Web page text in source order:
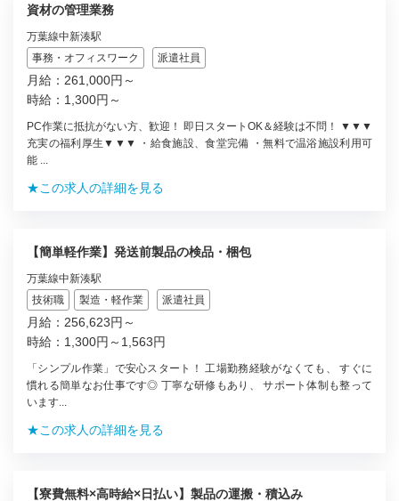
資材の管理業務
万葉線中新湊駅
事務・オフィスワーク
派遣社員
月給：261,000円～
時給：1,300円～
PC作業に抵抗がない方、歓迎！ 即日スタートOK＆経験は不問！ ▼▼▼
充実の福利厚生▼▼▼ ・給食施設、食堂完備 ・無料で温浴施設利用可
能 ...
★この求人の詳細を見る
【簡単軽作業】発送前製品の検品・梱包
万葉線中新湊駅
技術職
製造・軽作業 派遣社員
月給：256,623円～
時給：1,300円～1,563円
「シンプル作業」で安心スタート！ 工場勤務経験がなくても、 すぐに
慣れる簡単なお仕事です◎ 丁寧な研修もあり、 サポート体制も整って
います...
★この求人の詳細を見る
【寮費無料×高時給×日払い】製品の運搬・積込み